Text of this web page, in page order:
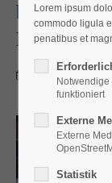
bei der
Latein
17.03.2026 07:23
Lorem ipsum
commodo ligula
penatibus et
funktioniert
Externe
Externe
Statistik